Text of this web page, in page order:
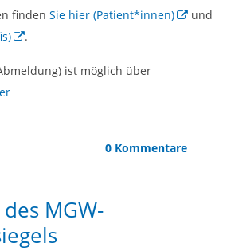
finden Sie hier (Patient*innen)
und
.
ist möglich über
0 Kommentare
MGW-